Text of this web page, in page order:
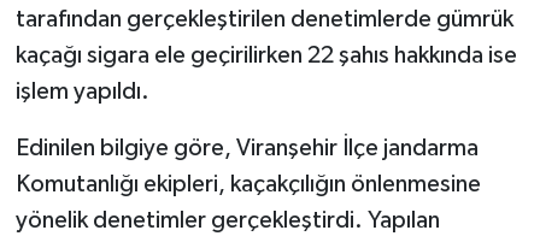
tarafından gerçekleştirilen denetimlerde gümrük
kaçağı sigara ele geçirilirken 22 şahıs hakkında ise
işlem yapıldı.
Edinilen bilgiye göre, Viranşehir İlçe jandarma
Komutanlığı ekipleri, kaçakçılığın önlenmesine
yönelik denetimler gerçekleştirdi. Yapılan
Güvenlik
HABERDE İNSAN
İNSAN
İş Dünyası